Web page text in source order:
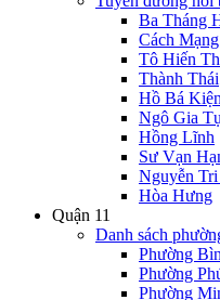
Ba Tháng
Cách
Tô Hiến
Thành Thái
Hồ Bá Kiện
Ngô Gia
Hồng Lĩnh
Sư Vạn
Nguyễn
Hòa Hưng
Quận 11
Danh sách
Phường
Phường
Phường